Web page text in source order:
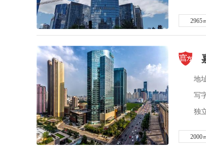
2965
地
写
独
2000